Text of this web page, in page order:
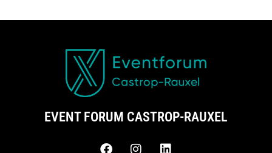
EVENT FORUM CASTROP-RAUXEL